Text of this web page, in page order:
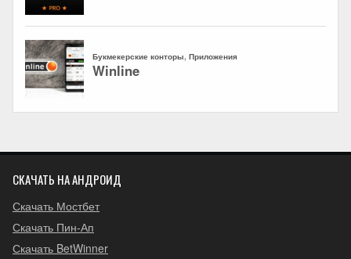
СКАЧАТЬ НА АНДРОИД
Скачать Мостбет
Скачать Пин-Ап
Скачать BetWinner